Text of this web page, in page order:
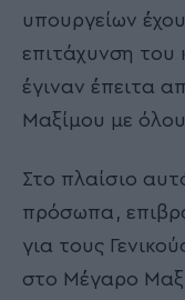
υπουργείων
επιτάχυνση του
έγιναν έπειτα
Μαξίμου με
Στο πλαίσιο
πρόσωπα,
για τους
στο Μέγαρο